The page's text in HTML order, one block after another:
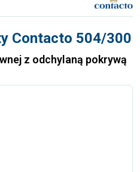
Contacto 504/300
z odchylaną pokrywą